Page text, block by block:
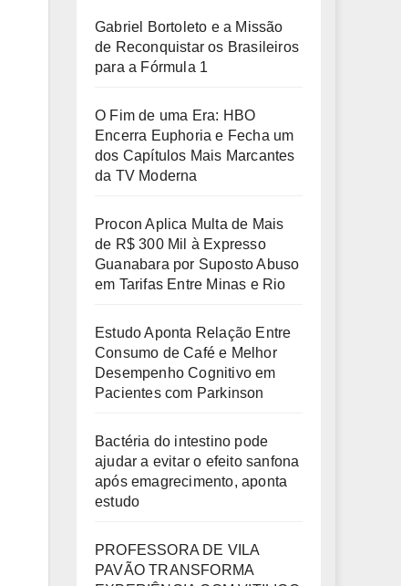
Gabriel Bortoleto e a Missão
de Reconquistar os Brasileiros
para a Fórmula 1
O Fim de uma Era: HBO
Encerra Euphoria e Fecha um
dos Capítulos Mais Marcantes
da TV Moderna
Procon Aplica Multa de Mais
de R$ 300 Mil à Expresso
Guanabara por Suposto Abuso
em Tarifas Entre Minas e Rio
Estudo Aponta Relação Entre
Consumo de Café e Melhor
Desempenho Cognitivo em
Pacientes com Parkinson
Bactéria do intestino pode
ajudar a evitar o efeito sanfona
após emagrecimento, aponta
estudo
PROFESSORA DE VILA
PAVÃO TRANSFORMA